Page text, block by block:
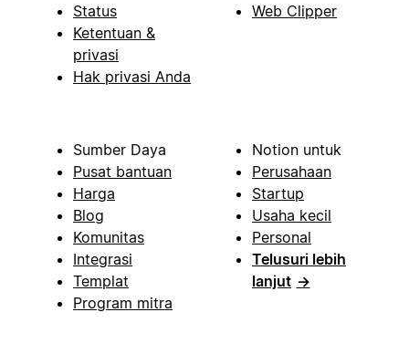
Status
Ketentuan &
privasi
Hak privasi Anda
Web Clipper
Sumber Daya
Pusat bantuan
Harga
Blog
Komunitas
Integrasi
Templat
Program mitra
Notion untuk
Perusahaan
Startup
Usaha kecil
Personal
Telusuri lebih
lanjut →